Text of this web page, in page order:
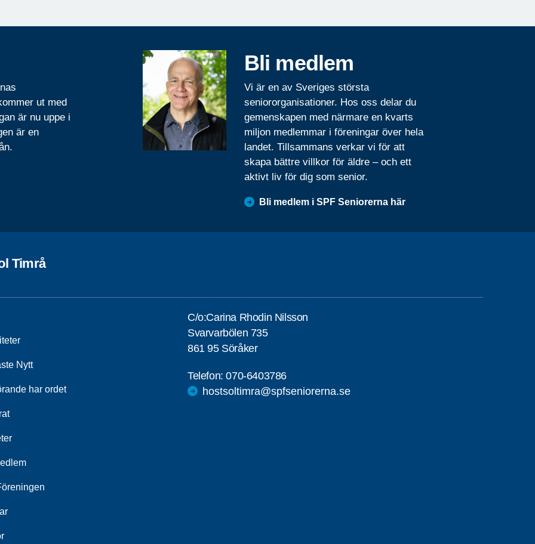
ut med
är nu uppe i
är en
Bli medlem
Vi är en av Sveriges största
seniororganisationer. Hos oss delar du
gemenskapen med närmare en kvarts
miljon medlemmar i föreningar över hela
landet. Tillsammans verkar vi för att
skapa bättre villkor för äldre – och ett
aktivt liv för dig som senior.
Bli medlem i SPF Seniorerna här
Timrå
Nytt
har ordet
C/o:Carina Rhodin Nilsson
Svarvarbölen 735
861 95 Söråker
Telefon:070-6403786
hostsoltimra@spfseniorerna.se